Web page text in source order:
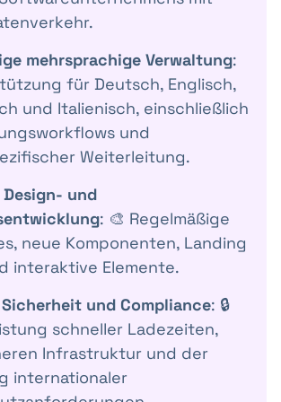
mehrsprachige Verwaltung:
für Deutsch, Englisch,
und Italienisch, einschließlich
und
Weiterleitung.
und
: 🎨 Regelmäßige
neue Komponenten, Landing
interaktive Elemente.
und Compliance: 🔒
schneller Ladezeiten,
Infrastruktur und der
internationaler